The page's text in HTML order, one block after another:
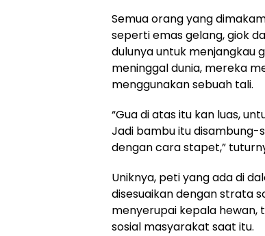
Semua orang yang
seperti emas gelang, giok
dulunya untuk menjangkau
meninggal dunia, mereka
menggunakan sebuah tali.
“Gua di atas itu kan luas,
Jadi bambu itu disambung-
dengan cara stapet,”
Uniknya, peti yang ada di
disesuaikan dengan strata
menyerupai kepala
sosial masyarakat saat itu.